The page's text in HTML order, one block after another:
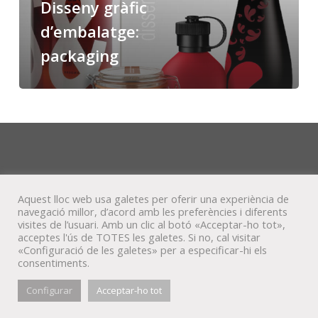
Disseny gràfic
d’embalatge:
packaging
© Veta Visual, 2022
blueskybehancemixcloud
Aquest lloc web usa galetes per oferir una experiència de
navegació millor, d’acord amb les preferències i diferents
visites de l’usuari. Amb un clic al botó «Acceptar-ho tot»,
acceptes l'ús de TOTES les galetes. Si no, cal visitar
«Configuració de les galetes» per a especificar-hi els
consentiments.
Configurar Acceptar-ho tot